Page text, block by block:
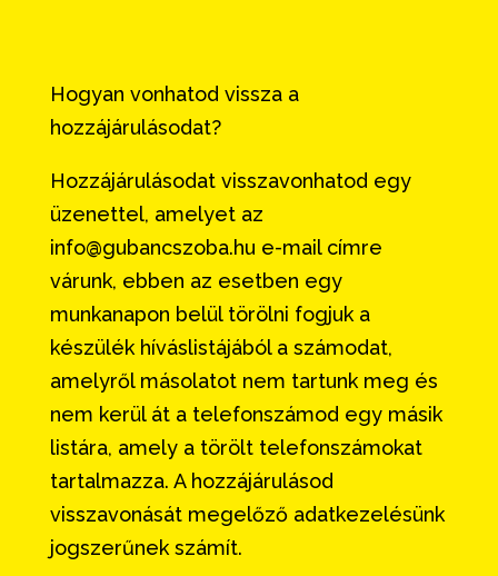
Hogyan vonhatod vissza a
hozzájárulásodat?
Hozzájárulásodat visszavonhatod egy
üzenettel, amelyet az
info@gubancszoba.hu e-mail címre
várunk, ebben az esetben egy
munkanapon belül törölni fogjuk a
készülék híváslistájából a számodat,
amelyről másolatot nem tartunk meg és
nem kerül át a telefonszámod egy másik
listára, amely a törölt telefonszámokat
tartalmazza. A hozzájárulásod
visszavonását megelőző adatkezelésünk
jogszerűnek számít.